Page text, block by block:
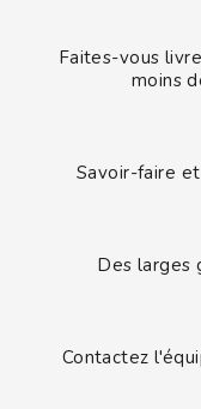
Faites-vous
moins
Savoir-faire
Des larges
Contactez